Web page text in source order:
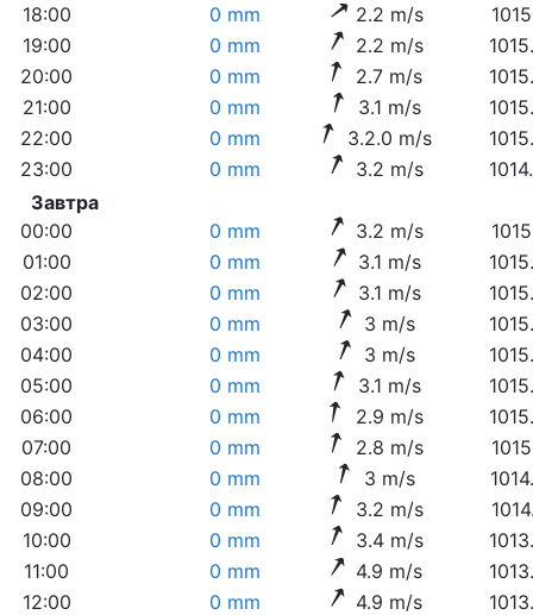
18:00
0 mm 2.2 m/s
19:00
0 mm 2.2 m/s
20:00
0 mm 2.7 m/s
21:00
0 mm 3.1 m/s
22:00
0 mm 3.2.0 m/s
23:00
0 mm 3.2 m/s
Завтра
00:00
0 mm 3.2 m/s
01:00
0 mm 3.1 m/s
02:00
0 mm 3.1 m/s
03:00
0 mm 3 m/s
04:00
0 mm 3 m/s
05:00
0 mm 3.1 m/s
06:00
0 mm 2.9 m/s
07:00
0 mm 2.8 m/s
08:00
0 mm 3 m/s
09:00
0 mm 3.2 m/s
10:00
0 mm 3.4 m/s
11:00
0 mm 4.9 m/s
12:00
0 mm 4.9 m/s